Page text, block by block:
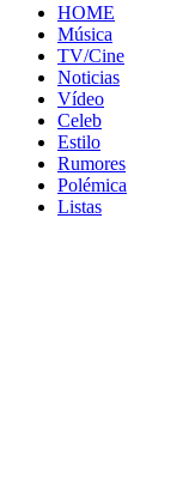
HOME
Música
TV/Cine
Noticias
Vídeo
Celeb
Estilo
Rumores
Polémica
Listas